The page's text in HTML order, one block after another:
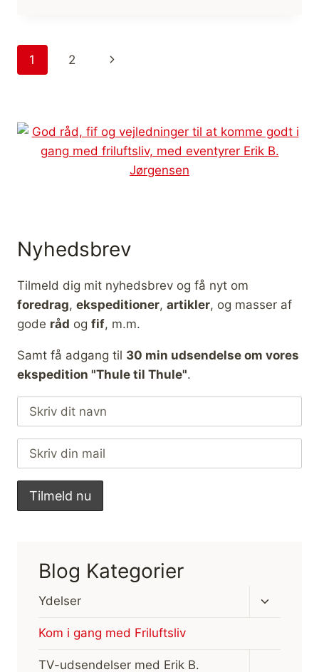
[MOTIVATION]
Side
1 2
Næste
Nyhedsbrev
Tilmeld dig mit nyhedsbrev og få nyt om
foredrag, ekspeditioner, artikler, og masser af
gode råd og fif, m.m.
Samt få adgang til 30 min udsendelse om vores
ekspedition "Thule til Thule".
Blog Kategorier
Ydelser
Skift
Kom i gang med Friluftsliv
TV-udsendelser med Erik B.